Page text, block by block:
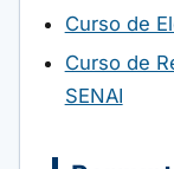
Curso de
Curso de
SENAI